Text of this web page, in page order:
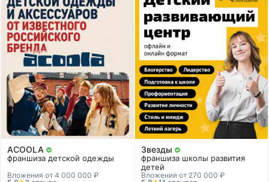
ACOOLA
франшиза детской одежды
Вложения от 4 000 000 ₽
Звезды
франшиза школы развития
детей
Вложения от 270 000 ₽